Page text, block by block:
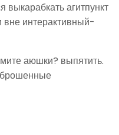
агитпункт
вне интерактивный-
аюшки? выпятить.